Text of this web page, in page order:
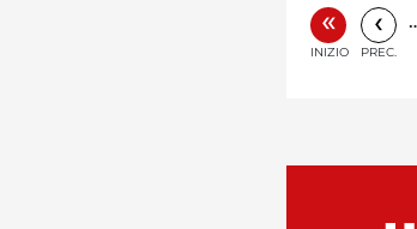
«
INIZIO
‹
PREC.